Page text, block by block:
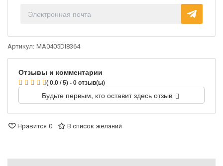
Артикул: MA0405DI8364
Отзывы и комментарии
( 0.0 / 5) - 0 отзыв(ы)
Будьте первым, кто оставит здесь отзыв
Нравится 0 В список желаний